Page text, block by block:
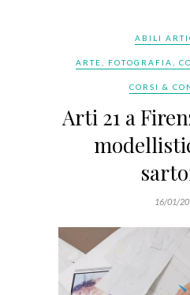
ABILI
ARTE, FOTOGRAFIA,
CORSI &
Arti 21 a
16/01/